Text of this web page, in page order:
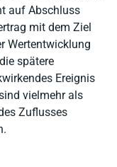
auf Abschluss
mit dem Ziel
Wertentwicklung
spätere
Ereignis
vielmehr als
Zuflusses